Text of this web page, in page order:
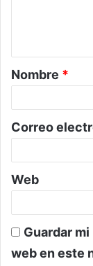
a
r
o
*
Nombre *
Correo
Web
Guardar
web en este